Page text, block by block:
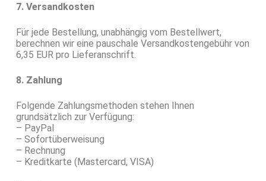
7. Versandkosten
Für jede Bestellung, unabhängig vom Bestellwert,
berechnen wir eine pauschale Versandkostengebühr von
6,35 EUR pro Lieferanschrift.
8. Zahlung
Folgende Zahlungsmethoden stehen Ihnen
grundsätzlich zur Verfügung:
– PayPal
– Sofortüberweisung
– Rechnung
– Kreditkarte (Mastercard, VISA)